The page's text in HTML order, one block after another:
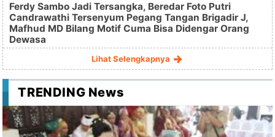
Ferdy Sambo Jadi Tersangka, Beredar Foto Putri
Candrawathi Tersenyum Pegang Tangan Brigadir J,
Mafhud MD Bilang Motif Cuma Bisa Didengar Orang
Dewasa
Lihat Selengkapnya
TRENDING News